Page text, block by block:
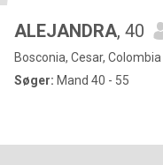
ALEJANDRA, 40
Bosconia, Cesar, Colombia
Søger: Mand 40 - 55